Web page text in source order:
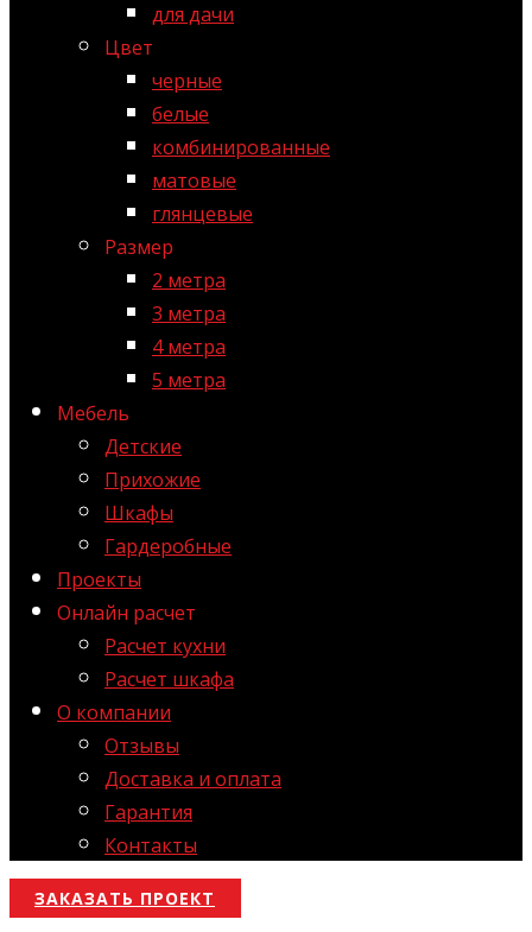
для дачи
Цвет
черные
белые
комбинированные
матовые
глянцевые
Размер
2 метра
3 метра
4 метра
5 метра
Мебель
Детские
Прихожие
Шкафы
Гардеробные
Проекты
Онлайн расчет
Расчет кухни
Расчет шкафа
О компании
Отзывы
Доставка и оплата
Гарантия
Контакты
ЗАКАЗАТЬ ПРОЕКТ